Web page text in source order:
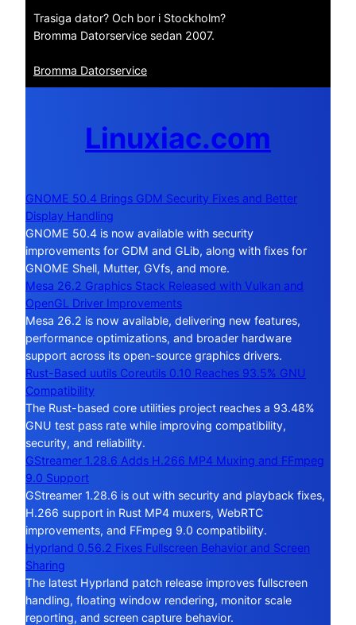
Trasiga dator? Och bor i Stockholm?
Bromma Datorservice sedan 2007.
Bromma Datorservice
Linuxiac.com
GNOME 50.4 Brings GDM Security Fixes and Better
Display Handling
GNOME 50.4 is now available with security
improvements for GDM and GLib, along with fixes for
GNOME Shell, Mutter, GVfs, and more.
Mesa 26.2 Graphics Stack Released with Vulkan and
OpenGL Driver Improvements
Mesa 26.2 is now available, delivering new features,
performance optimizations, and broader hardware
support across its open-source graphics drivers.
Rust-Based uutils Coreutils 0.10 Reaches 93.5% GNU
Compatibility
The Rust-based core utilities project reaches a 93.48%
GNU test pass rate while improving compatibility,
security, and reliability.
GStreamer 1.28.6 Adds H.266 MP4 Muxing and FFmpeg
9.0 Support
GStreamer 1.28.6 is out with security and playback fixes,
H.266 support in Rust MP4 muxers, WebRTC
improvements, and FFmpeg 9.0 compatibility.
Hyprland 0.56.2 Fixes Fullscreen Behavior and Screen
Sharing
The latest Hyprland patch release improves fullscreen
handling, floating window rendering, monitor scale
reporting, and screen capture behavior.